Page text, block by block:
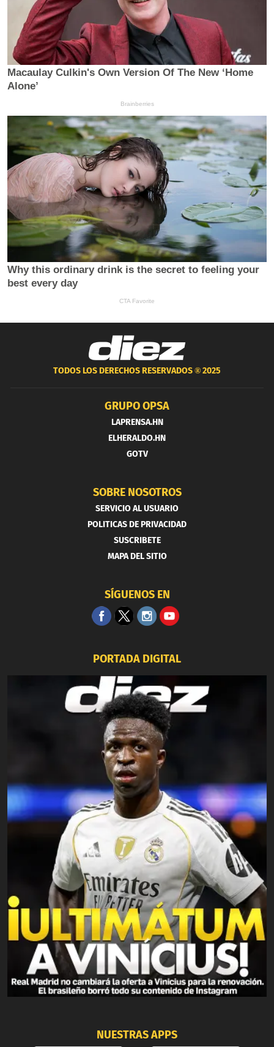
TODOS LOS DERECHOS RESERVADOS ®2025
GRUPO OPSA
LAPRENSA.HN
ELHERALDO.HN
GOTV
SOBRE NOSOTROS
SERVICIO AL USUARIO
POLITICAS DE PRIVACIDAD
SUSCRIBETE
MAPA DEL SITIO
SÍGUENOS EN
PORTADA DIGITAL
NUESTRAS APPS